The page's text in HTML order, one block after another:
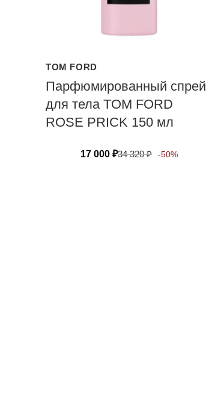
TOM FORD
Парфюмированный спрей
для тела TOM FORD
ROSE PRICK 150 мл
17 000₽34 320₽ -50%